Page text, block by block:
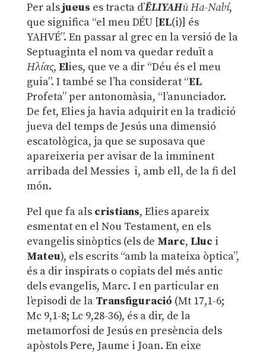
Per alsjueus es tracta d’ĒLIYAHū Ha-Nabí,
que significa “el meu DÉU [EL(i)] és
YAHVÉ”. En passar al grec en la versió de la
Septuaginta el nom va quedar reduït a
Ηλίας, Elies, que ve a dir “Déu és el meu
guia”. I també se l’ha considerat “EL
Profeta” per antonomàsia, “l’anunciador.
De fet, Elies ja havia adquirit en la tradició
jueva del temps de Jesús una dimensió
escatològica, ja que se suposava que
apareixeria per avisar de la imminent
arribada del Messies i, amb ell, de la fi del
món.
Pel que fa als cristians, Elies apareix
esmentat en el Nou Testament, en els
evangelis sinòptics (els de Marc, Lluc i
Mateu), els escrits “amb la mateixa òptica”,
és a dir inspirats o copiats del més antic
dels evangelis, Marc. I en particular en
l’episodi de la Transfiguració (Mt 17,1-6;
Mc 9,1-8; Lc 9,28-36), és a dir, de la
metamorfosi de Jesús en presència dels
apòstols Pere, Jaume i Joan. En eixe